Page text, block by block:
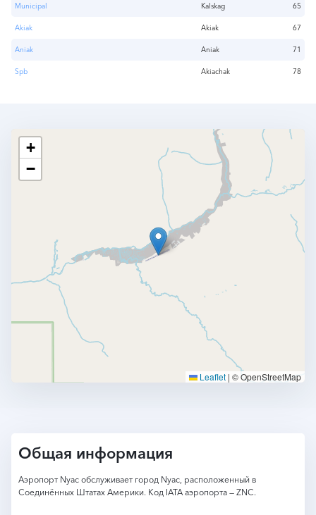
Municipal Kalskag 65
Akiak Akiak 67
Aniak Aniak 71
Spb Akiachak 78
+
−
Leaflet | © OpenStreetMap
Общая информация
Аэропорт Nyac обслуживает город Nyac, расположенный в
Соединённых Штатах Америки. Код IATA аэропорта — ZNC.